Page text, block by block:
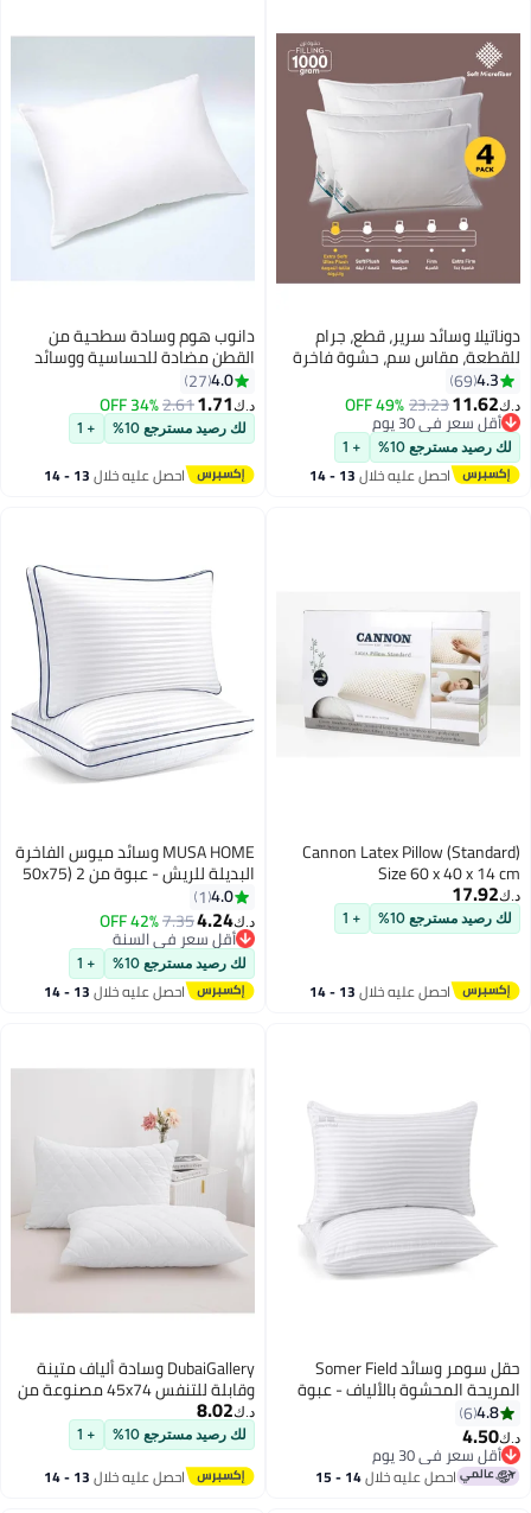
دوناتيلا وسائد سرير، قطع، جرام
للقطعة، مقاس سم، حشوة فاخرة
بديلة للزغب، مايكروفايبر ناعم،
مضادة للحساسية، أبيض، عبوة من
4.3
69
د.ك‏11.62
23.23
49% OFF
أقل سعر في 30 يوم
أقل سعر في 30 يوم
لك رصيد مسترجع 10% + 1
احصل عليه خلال 13 - 14
دانوب هوم وسادة سطحية من
القطن مضادة للحساسية ووسائد
نوم للجانب والظهر لدعم الرقبة
والكتف باللون الأبيض L50xW70 سم
4.0
27
د.ك‏1.71
2.61
34% OFF
لك رصيد مسترجع 10% + 1
احصل عليه خلال 13 - 14
Cannon Latex Pillow (Standard)
Size 60 x 40 x 14 cm
د.ك‏17.92
لك رصيد مسترجع 10% + 1
احصل عليه خلال 13 - 14
MUSA HOME وسائد ميوس الفاخرة
البديلة للريش - عبوة من 2 (50x75
سم)4.0
1
د.ك‏4.24
7.35
42% OFF
أقل سعر في السنة
أقل سعر في السنة
لك رصيد مسترجع 10% + 1
احصل عليه خلال 13 - 14
حقل سومر وسائد Somer Field
المريحة المحشوة بالألياف - عبوة
75 سم
4.8
6
د.ك‏4.50
أقل سعر في 30 يوم
أقل سعر في 30 يوماحصل عليه خلال 14 - 15
DubaiGallery وسادة ألياف متينة
وقابلة للتنفس 45x74 مصنوعة من
قماش قطن 100% مع حشوة بولي
يوريثان لضمان دعم مستمر، إحساس
ناعم، وأداء طويل الأمد لنوم هادئ
ومريح
د.ك‏8.02
لك رصيد مسترجع 10% + 1
احصل عليه خلال 13 - 14